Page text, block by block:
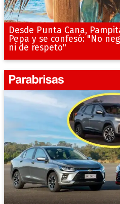
Desde Punta Cana,
Pepa y se confesó: "No
ni de respeto"